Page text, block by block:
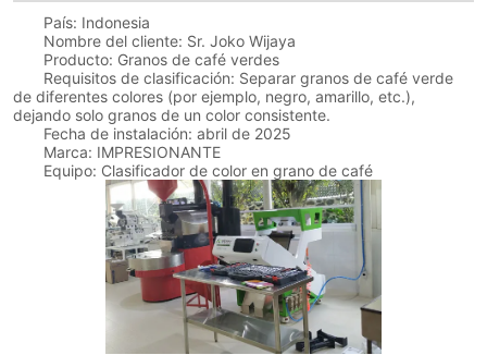
País: Indonesia
Nombre del cliente: Sr. Joko Wijaya
Producto: Granos de café verdes
Requisitos de clasificación: Separar granos de café verde
de diferentes colores (por ejemplo, negro, amarillo, etc.),
dejando solo granos de un color consistente.
Fecha de instalación: abril de 2025
Marca: IMPRESIONANTE
Equipo: Clasificador de color en grano de café